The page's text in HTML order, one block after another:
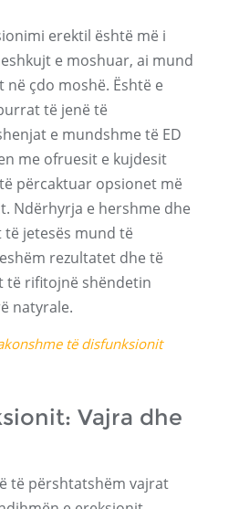
erektil është më i
e moshuar, ai mund
çdo moshë. Është e
të jenë të
e mundshme të ED
me ofruesit e kujdesit
përcaktuar opsionet më
Ndërhyrja e hershme dhe
jetesës mund të
rezultatet dhe të
të rifitojnë shëndetin
natyrale.
të disfunksionit
Vajra dhe
të përshtatshëm vajrat